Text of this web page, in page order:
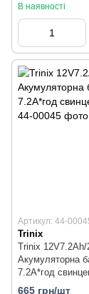
В наявності
Артикул: 44-
Trinix
Trinix 12V7.2Ah/
Акумуляторна
7.2А*год
665 грн/шт